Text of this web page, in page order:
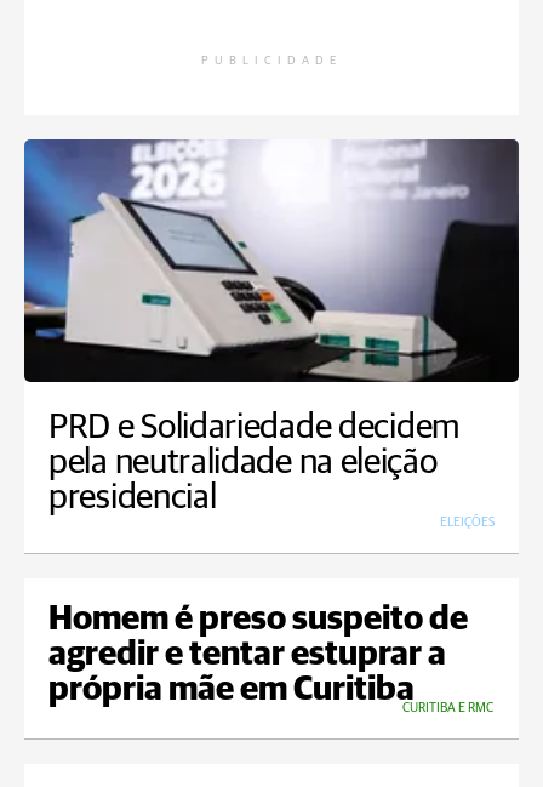
PUBLICIDADE
PRD e Solidariedade decidem
pela neutralidade na eleição
presidencial
ELEIÇÕES
Homem é preso suspeito de
agredir e tentar estuprar a
própria mãe em Curitiba
CURITIBA E RMC